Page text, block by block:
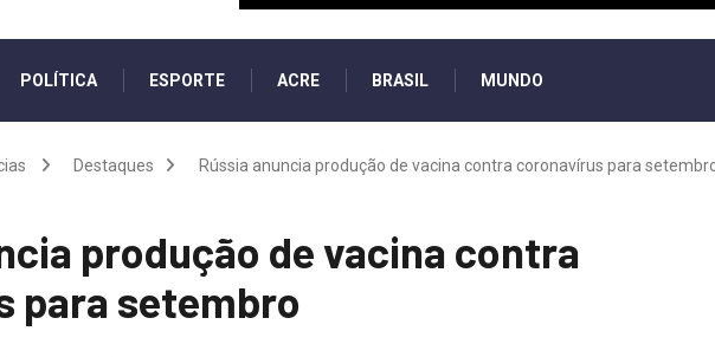
POLÍTICA ESPORTE ACRE BRASIL MUNDO
Destaques Rússia anuncia produção de vacina contra coronavírus para
produção de vacina contra
para setembro